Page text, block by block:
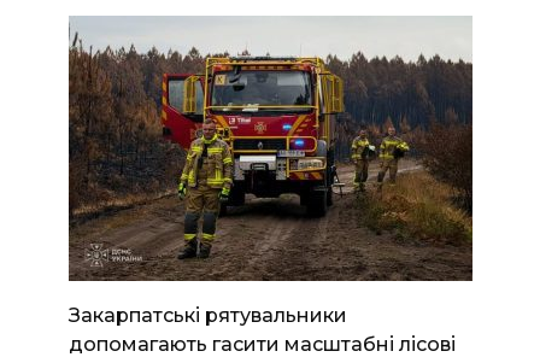
Закарпатські рятувальники
допомагають гасити масштабні лісові